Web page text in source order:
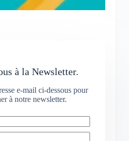
à la Newsletter.
e-mail ci-dessous pour
à notre newsletter.